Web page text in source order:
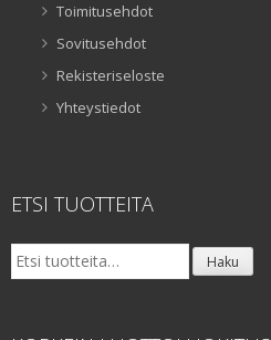
Toimitusehdot
Sovitusehdot
Rekisteriseloste
Yhteystiedot
ETSI TUOTTEITA
Etsi: Haku